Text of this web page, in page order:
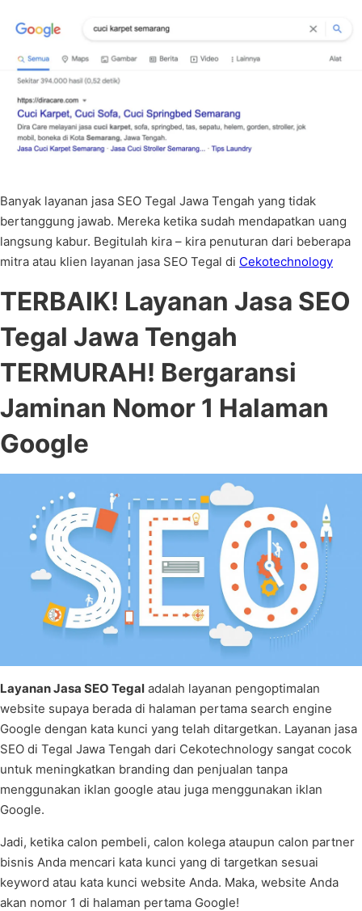
Banyak layanan jasa SEO Tegal Jawa Tengah yang tidak
bertanggung jawab. Mereka ketika sudah mendapatkan uang
langsung kabur. Begitulah kira – kira penuturan dari beberapa
mitra atau klien layanan jasa SEO Tegal di Cekotechnology
TERBAIK! Layanan Jasa SEO
Tegal Jawa Tengah
TERMURAH! Bergaransi
Jaminan Nomor 1 Halaman
Google
Layanan Jasa SEO Tegal adalah layanan pengoptimalan
website supaya berada di halaman pertama search engine
Google dengan kata kunci yang telah ditargetkan. Layanan jasa
SEO di Tegal Jawa Tengah dari Cekotechnology sangat cocok
untuk meningkatkan branding dan penjualan tanpa
menggunakan iklan google atau juga menggunakan iklan
Google.
Jadi, ketika calon pembeli, calon kolega ataupun calon partner
bisnis Anda mencari kata kunci yang di targetkan sesuai
keyword atau kata kunci website Anda. Maka, website Anda
akan nomor 1 di halaman pertama Google!